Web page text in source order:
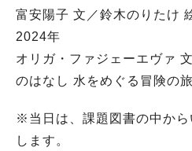
富安陽子 文／鈴木のりたけ
2024年
オリガ・ファジェーエヴァ
のはなし 水をめぐる冒険の
※当日は、課題図書の中か
します。